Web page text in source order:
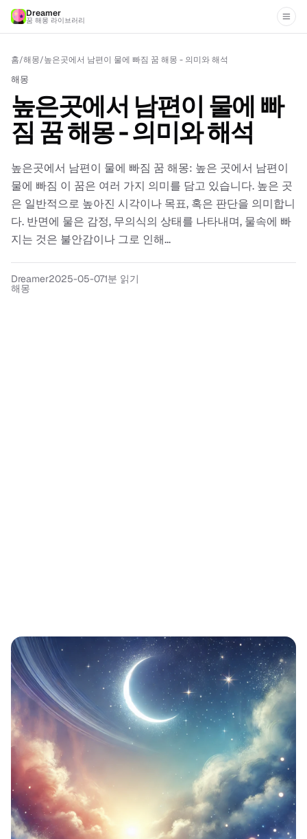
Dreamer
꿈 해몽 라이브러리
홈/해몽/높은곳에서 남편이 물에 빠짐 꿈 해몽 - 의미와 해석
해몽
높은곳에서 남편이 물에 빠
짐 꿈 해몽 - 의미와 해석
높은곳에서 남편이 물에 빠짐 꿈 해몽: 높은 곳에서 남편이
물에 빠짐 이 꿈은 여러 가지 의미를 담고 있습니다. 높은 곳
은 일반적으로 높아진 시각이나 목표, 혹은 판단을 의미합니
다. 반면에 물은 감정, 무의식의 상태를 나타내며, 물속에 빠
지는 것은 불안감이나 그로 인해...
Dreamer2025-05-071분 읽기
해몽